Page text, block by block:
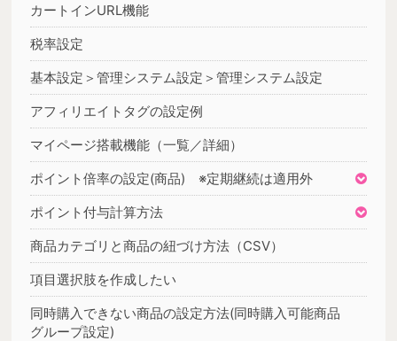
カートインURL機能
税率設定
基本設定＞管理システム設定＞管理システム設定
アフィリエイトタグの設定例
マイページ搭載機能（一覧／詳細）
ポイント倍率の設定(商品) ※定期継続は適用外
ポイント付与計算方法
商品カテゴリと商品の紐づけ方法（CSV）
項目選択肢を作成したい
同時購入できない商品の設定方法(同時購入可能商品
グループ設定)